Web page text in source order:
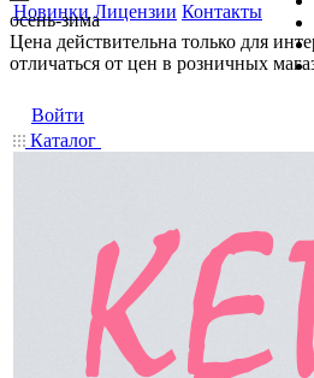
Новинки Лицензии Контакты
Войти
Каталог
осень-зима
Цена действительна только для
отличаться от цен в розничных